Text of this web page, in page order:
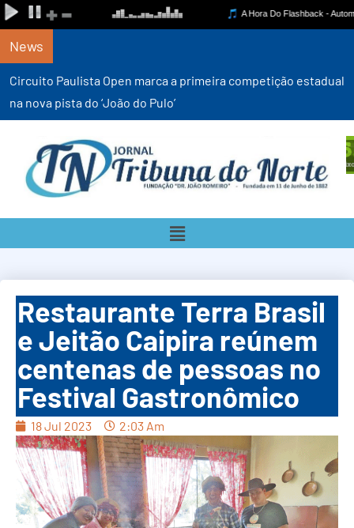
News
Circuito Paulista Open marca a primeira competição estadual
na nova pista do ‘João do Pulo’
Restaurante Terra Brasil
e Jeitão Caipira reúnem
centenas de pessoas no
Festival Gastronômico
18 Jul 2023 2:03 Am